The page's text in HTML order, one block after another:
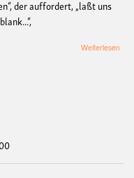
der auffordert, „laßt uns
Weiterlesen